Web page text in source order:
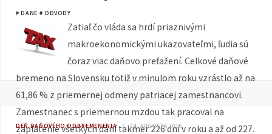
# DANE # ODVODY
Zatiaľ čo vláda sa hrdí priaznivými
makroekonomickými ukazovateľmi, ľudia sú
čoraz viac daňovo preťažení. Celkové daňové
bremeno na Slovensku totiž v minulom roku vzrástlo až na
61,86 % z priemernej odmeny patriacej zamestnancovi.
Zamestnanec s priemernou mzdou tak pracoval na
zaplatenie všetkých daní takmer 226 dní v roku a až od 227.
DEŇ DAŇOVÉHO ODBREMENENIA 24. AUGUSTA 2016